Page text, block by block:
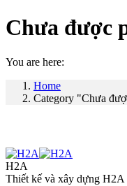
Chưa được
You are here:
Home
Category "Chưa
H2A
Thiết kế và xây dựng H2A